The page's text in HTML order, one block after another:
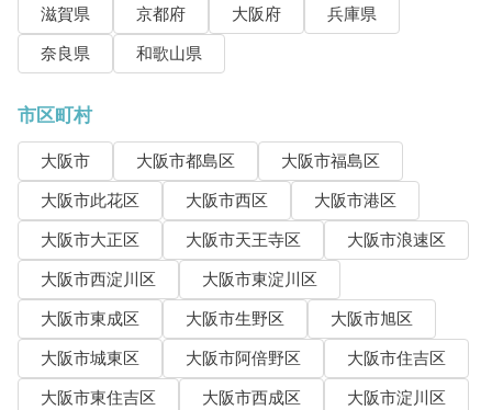
滋賀県 京都府 大阪府
兵庫県
奈良県
和歌山県
市区町村
大阪市 大阪市都島区
大阪市福島区
大阪市此花区
大阪市西区
大阪市港区
大阪市大正区
大阪市天王寺区
大阪市浪速区
大阪市西淀川区
大阪市東淀川区
大阪市東成区
大阪市生野区
大阪市旭区
大阪市城東区
大阪市阿倍野区
大阪市住吉区
大阪市東住吉区
大阪市西成区
大阪市淀川区